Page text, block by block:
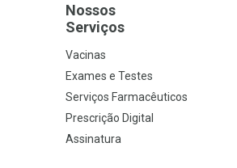
Nossos
Serviços
Vacinas
Exames e Testes
Serviços Farmacêuticos
Prescrição Digital
Assinatura